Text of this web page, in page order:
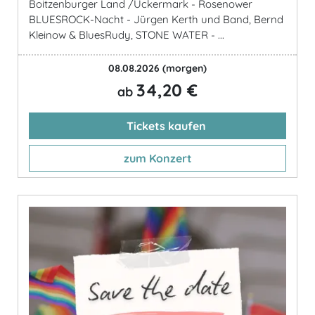
Boitzenburger Land /Uckermark - Rosenower
BLUESROCK-Nacht - Jürgen Kerth und Band, Bernd
Kleinow & BluesRudy, STONE WATER - ...
08.08.2026 (morgen)
ab 34,20 €
Tickets kaufen
zum Konzert